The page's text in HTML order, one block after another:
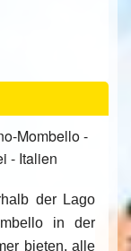
Mombello -
- Italien
der Lago
in der
bieten, alle